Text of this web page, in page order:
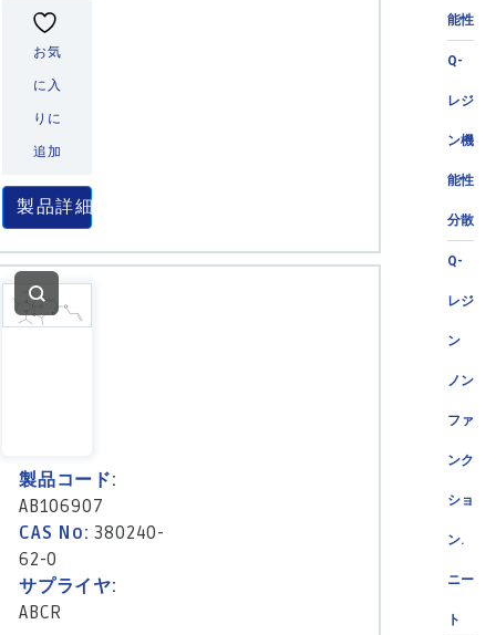
能性
Q-
レジ
ン機
能性
分散
Q-
レジ
ン
ノン
ファ
ンク
ショ
ン.
ニー
ト
お気
に入
りに
追加
製品詳細
製品コード:
AB106907
CAS No:380240-
62-0
サプライヤ:
ABCR